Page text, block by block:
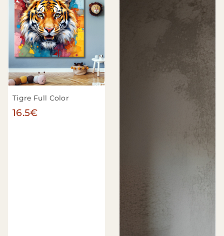
Tigre Full Color
16.5€